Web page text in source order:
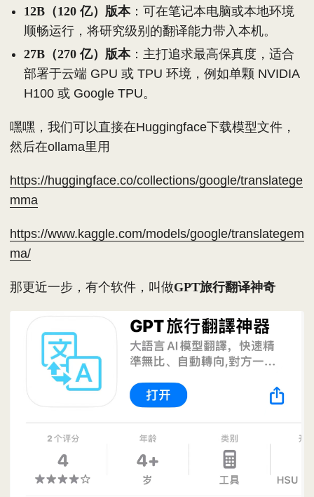
12B（120 亿）版本：可在笔记本电脑或本地环境
顺畅运行，将研究级别的翻译能力带入本机。
27B（270 亿）版本：主打追求最高保真度，适合
部署于云端 GPU 或 TPU 环境，例如单颗 NVIDIA
H100 或 Google TPU。
嘿嘿，我们可以直接在Huggingface下载模型文件，
然后在ollama里用
https://huggingface.co/collections/google/translatege
mma
https://www.kaggle.com/models/google/translategem
ma/
那更近一步，有个软件，叫做GPT旅行翻译神奇